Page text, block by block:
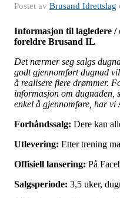
Postet av Brusand Idrettslag
Informasjon til lagledere /
foreldre Brusand IL
Detnærmerseg salgs
godt gjennomført dugnad
å realisere flere drømmer.
informasjon om dugnaden,
enkel å gjennomføre, har vi
Forhåndssalg: Dere kan
Utlevering: Etter trening
Offisiell lansering: På
Salgsperiode: 3,5 uker,